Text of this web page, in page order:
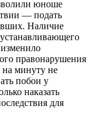
юноше
— подать
Наличие
правонарушения
на минуту не
побои у
наказать
для